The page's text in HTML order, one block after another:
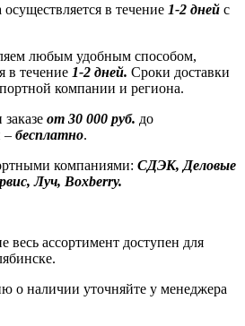
в течение 1-2 дней с
любым удобным способом,
в течение 1-2 дней. Сроки доставки
компании и региона.
от 30 000 руб. до
– бесплатно.
компаниями: СДЭК, Деловые
Луч, Boxberry.
весь ассортимент доступен для
о наличии уточняйте у менеджера